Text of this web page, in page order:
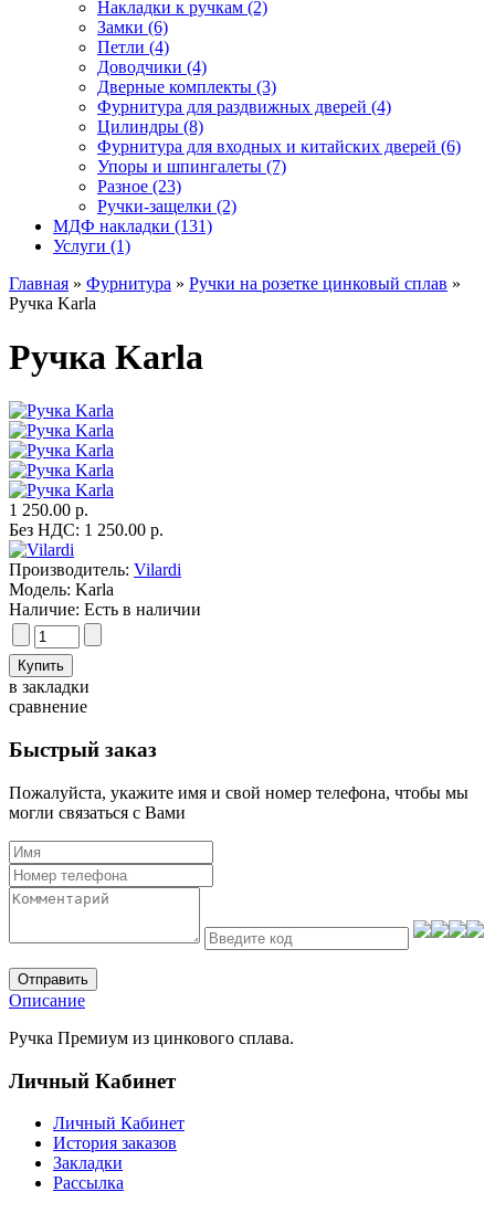
Накладки к ручкам (2)
Замки (6)
Петли (4)
Доводчики (4)
Дверные комплекты (3)
Фурнитура для раздвижных дверей (4)
Цилиндры (8)
Фурнитура для входных и китайских дверей (6)
Упоры и шпингалеты (7)
Разное (23)
Ручки-защелки (2)
МДФ накладки (131)
Услуги (1)
Главная » Фурнитура » Ручки на розетке цинковый сплав »
Ручка Karla
Ручка Karla
1 250.00 р.
Без НДС: 1 250.00 р.
Производитель: Vilardi
Модель: Karla
Наличие: Есть в наличии
в закладки
сравнение
Быстрый заказ
Пожалуйста, укажите имя и свой номер телефона, чтобы мы
могли связаться с Вами
Отправить
Описание
Ручка Премиум из цинкового сплава.
Личный Кабинет
Личный Кабинет
История заказов
Закладки
Рассылка